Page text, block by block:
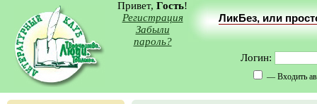
Привет, Гость!
Регистрация
Забыли
пароль?
ЛикБез, или
Логин:
— Входить